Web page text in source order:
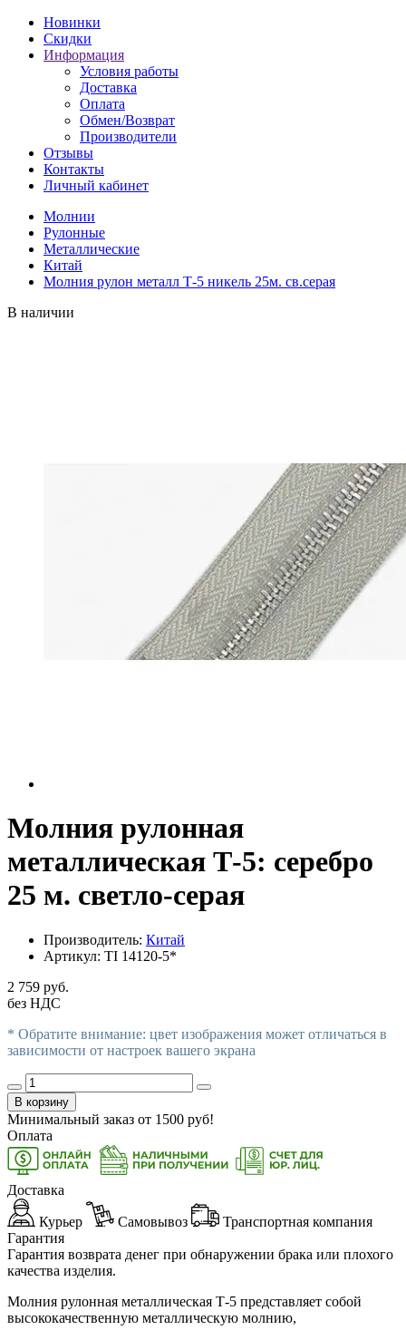
Новинки
Скидки
Информация
Условия работы
Доставка
Оплата
Обмен/Возврат
Производители
Отзывы
Контакты
Личный кабинет
Молнии
Рулонные
Металлические
Китай
Молния рулон металл Т-5 никель 25м. св.серая
В наличии
Молния рулонная
металлическая Т-5: серебро
25 м. светло-серая
Производитель: Китай
Артикул: TI 14120-5*
2 759 руб.
без НДС
* Обратите внимание: цвет изображения может отличаться в
зависимости от настроек вашего экрана
В корзину
Минимальный заказ от 1500 руб!
Оплата
Доставка
Курьер Самовывоз
Транспортная компания
Гарантия
Гарантия возврата денег при обнаружении брака или плохого
качества изделия.
Молния рулонная металлическая Т-5 представляет собой
высококачественную металлическую молнию,